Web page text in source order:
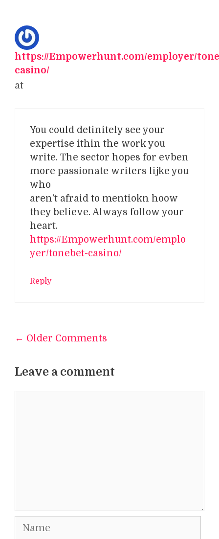
https://Empowerhunt.com/employer/
casino/
at
You could detinitely see your
expertise ithin the work you
write. The sector hopes for evben
more passionate writers lijke you
who
aren’t afraid to mentiokn hoow
they believe. Always follow your
heart.
https://Empowerhunt.com/emplo
yer/tonebet-casino/
Reply
Comment
← Older Comments
Leave a comment
Name